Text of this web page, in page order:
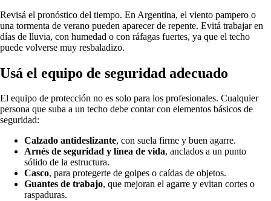
Revisá el pronóstico del tiempo. En Argentina, el viento pampero o
una tormenta de verano pueden aparecer de repente. Evitá trabajar en
días de lluvia, con humedad o con ráfagas fuertes, ya que el techo
puede volverse muy resbaladizo.
Usá el equipo de seguridad adecuado
El equipo de protección no es solo para los profesionales. Cualquier
persona que suba a un techo debe contar con elementos básicos de
seguridad:
Calzado antideslizante, con suela firme y buen agarre.
Arnés de seguridad y línea de vida, anclados a un punto
sólido de la estructura.
Casco, para protegerte de golpes o caídas de objetos.
Guantes de trabajo, que mejoran el agarre y evitan cortes o
raspaduras.